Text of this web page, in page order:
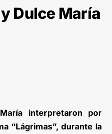
Dulce María
interpretaron por
“Lágrimas”, durante la